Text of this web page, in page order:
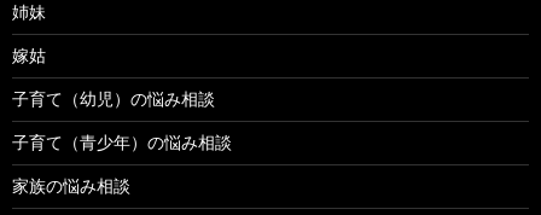
姉妹
嫁姑
子育て（幼児）の悩み相談
子育て（青少年）の悩み相談
家族の悩み相談